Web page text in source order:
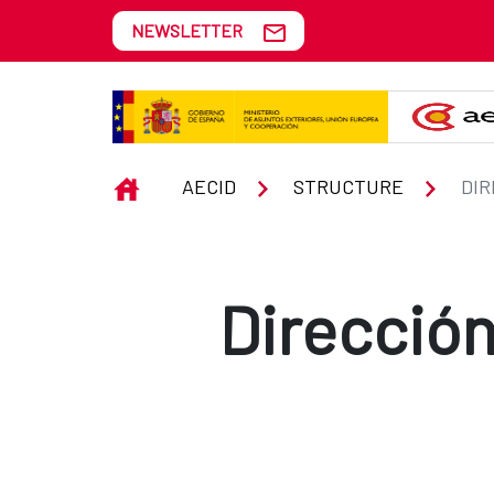
Skip to Main Content
Dirección de Relaciones
NEWSLETTER
INICIOAECID STRUCTURE